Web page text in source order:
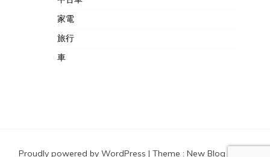
家電
旅行
車
Proudly powered by WordPress | Theme : New Blog a free